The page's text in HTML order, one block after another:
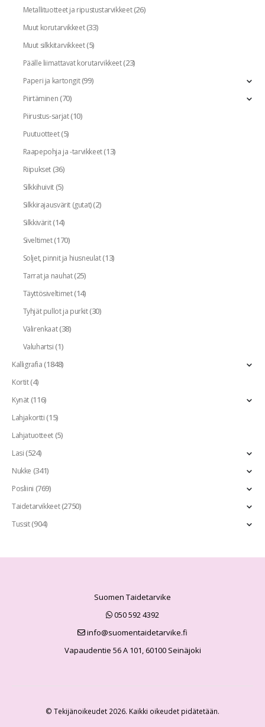
Metallituotteet ja ripustustarvikkeet(26)
Muut korutarvikkeet(33)
Muut silkkitarvikkeet(5)
Päälle liimattavat korutarvikkeet(23)
Paperi ja kartongit(99)
Piirtäminen(70)
Piirustus-sarjat(10)
Puutuotteet(5)
Raapepohja ja -tarvikkeet(13)
Riipukset(36)
Silkkihuivit(5)
Silkkirajausvärit (gutat)(2)
Silkkivärit(14)
Siveltimet(170)
Soljet, pinnit ja hiusneulat(13)
Tarrat ja nauhat(25)
Täyttösiveltimet(14)
Tyhjät pullot ja purkit(30)
Välirenkaat(38)
Valuhartsi(1)
Kalligrafia(1848)
Kortit(4)
Kynät(116)
Lahjakortti(15)
Lahjatuotteet(5)
Lasi(524)
Nukke (341)
Posliini (769)
Taidetarvikkeet(2750)
Tussit(904)
Suomen Taidetarvike
050 592 4392
info@suomentaidetarvike.fi
Vapaudentie 56 A 101, 60100 Seinäjoki
© Tekijänoikeudet 2026. Kaikki oikeudet pidätetään.